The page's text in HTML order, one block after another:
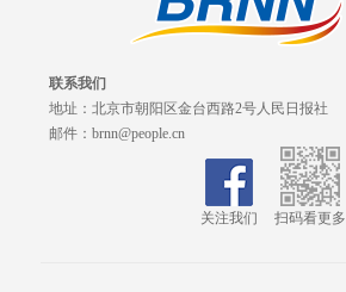
联系我们
地址：北京市朝阳区金台西路2号人民日报社
邮件：brnn@people.cn
关注我们 扫码看更多